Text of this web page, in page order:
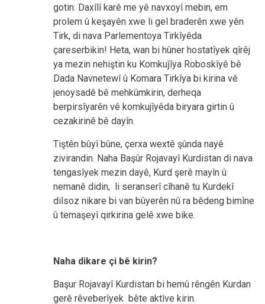
gotin: Daxîlî karê me yê navxoyî mebin, em
prolem û keşayên xwe li gel braderên xwe yên
Tirk, di nava Parlementoya Tirkîyêda
çareserbikin! Heta, wan bi hûner hostatîyek qîrêj
ya mezin nehiştin ku Komkuǰîya Roboskîyê bê
Dada Navnetewî û Komara Tirkîya bi kirina vê
jenoysadê bê mehkûmkirin, derheqa
berpirsîyarên vê komkujîyêda biryara girtin û
cezakirinê bê dayîn.
Tiştên bûyî bûne, çerxa wextê şûnda nayê
zivirandin. Naha Başûr Rojavayî Kurdistan di nava
tengasîyek mezin dayê, Kurd şerê mayîn û
nemanê didin, li seranserî cîhanê tu Kurdekî
dilsoz nikare bi van bûyerên nû ra bêdeng bimîne
û temaşeyî qirkirina gelê xwe bike.
Naha dikare çi bê kirin?
Başur Rojavayî Kurdistan bi hemû rêngên Kurdan
gerê rêveberîyek bête aktîve kirin.